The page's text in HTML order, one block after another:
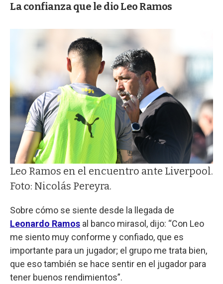
La confianza que le dio Leo Ramos
Leo Ramos en el encuentro ante Liverpool.
Foto: Nicolás Pereyra.
Sobre cómo se siente desde la llegada de
Leonardo Ramos al banco mirasol, dijo: “Con Leo
me siento muy conforme y confiado, que es
importante para un jugador; el grupo me trata bien,
que eso también se hace sentir en el jugador para
tener buenos rendimientos”.